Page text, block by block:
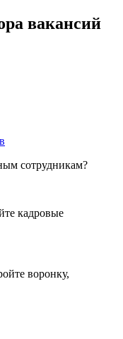
вакансий
сотрудникам?
кадровые
воронку,